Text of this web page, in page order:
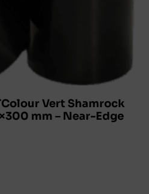
Vert Shamrock
mm – Near-Edge